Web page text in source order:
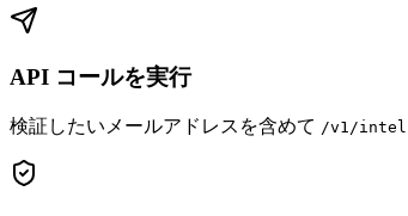
API コールを実行
検証したいメールアドレスを含めて /v1/